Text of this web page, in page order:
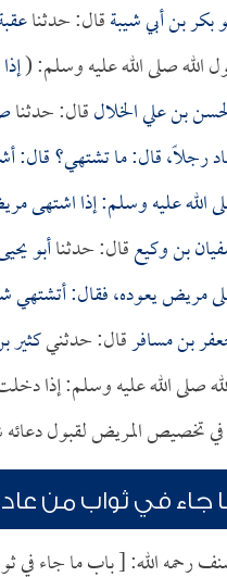
بكر بن أبي شيبةقال: حدثنا
الله صلى الله عليه وسلم: (
بن علي الخلالقال: حدثنا
رجلاً، قال: ما تشتهي؟ قال:
الله عليه وسلم: إذا اشتهى
بن وكيعقال: حدثناأبو
مريض يعوده، فقال: أتشتهي
بن مسافرقال: حدثنيكثير
صلى الله عليه وسلم: إذا
تخصيص المريض لقبول
جاء في ثواب من
رحمه الله: [ باب ما جاء في